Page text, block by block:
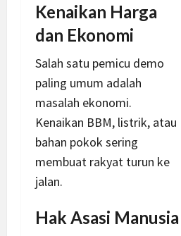
Kenaikan Harga
dan Ekonomi
Salah satu pemicu demo
paling umum adalah
masalah ekonomi.
Kenaikan BBM, listrik, atau
bahan pokok sering
membuat rakyat turun ke
jalan.
Hak Asasi Manusia